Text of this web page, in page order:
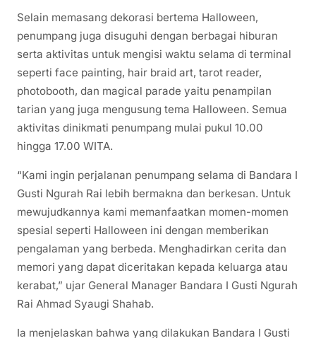
Selain memasang dekorasi bertema Halloween,
penumpang juga disuguhi dengan berbagai hiburan
serta aktivitas untuk mengisi waktu selama di terminal
seperti face painting, hair braid art, tarot reader,
photobooth, dan magical parade yaitu penampilan
tarian yang juga mengusung tema Halloween. Semua
aktivitas dinikmati penumpang mulai pukul 10.00
hingga 17.00 WITA.
“Kami ingin perjalanan penumpang selama di Bandara I
Gusti Ngurah Rai lebih bermakna dan berkesan. Untuk
mewujudkannya kami memanfaatkan momen-momen
spesial seperti Halloween ini dengan memberikan
pengalaman yang berbeda. Menghadirkan cerita dan
memori yang dapat diceritakan kepada keluarga atau
kerabat,” ujar General Manager Bandara I Gusti Ngurah
Rai Ahmad Syaugi Shahab.
Ia menjelaskan bahwa yang dilakukan Bandara I Gusti